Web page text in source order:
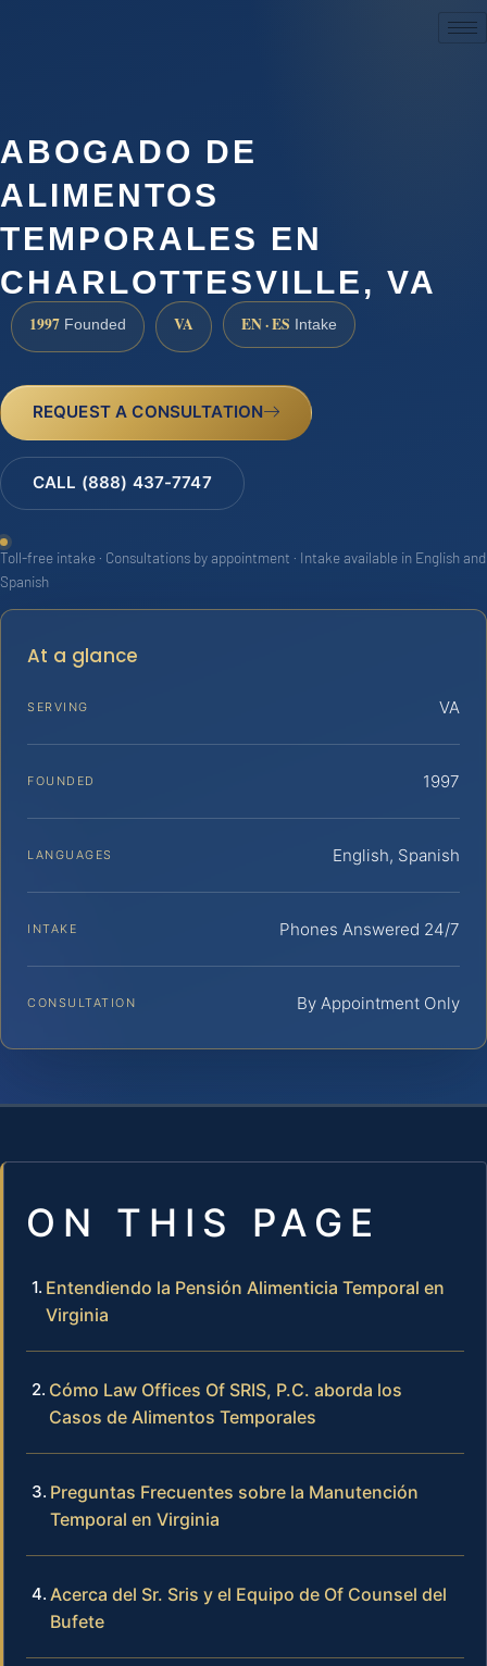
ABOGADO DE
ALIMENTOS
TEMPORALES EN
CHARLOTTESVILLE, VA
1997 Founded VA EN · ES Intake
REQUEST A CONSULTATION
CALL (888) 437-7747
Toll-free intake · Consultations by appointment · Intake available in English and
Spanish
At a glance
SERVING VA
FOUNDED 1997
LANGUAGES English, Spanish
INTAKE Phones Answered 24/7
CONSULTATION By Appointment Only
ON THIS PAGE
Entendiendo la Pensión Alimenticia Temporal en
Virginia
Cómo Law Offices Of SRIS, P.C. aborda los
Casos de Alimentos Temporales
Preguntas Frecuentes sobre la Manutención
Temporal en Virginia
Acerca del Sr. Sris y el Equipo de Of Counsel del
Bufete